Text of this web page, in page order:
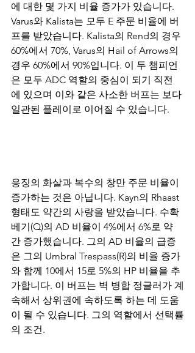
에 대한 몇 가지 비율 증가가 있습니다.
Varus와 Kalista는 모두 E 주문 비율에 버
프를 받았습니다. Kalista의 Rend의 경우
60%에서 70%, Varus의 Hail of Arrows의
경우 60%에서 90%입니다. 이 두 챔피언
은 모두 ADC 역할의 중심이 되기 직전
에 있으며 이와 같은 사소한 버프는 보다
일관된 플레이로 이어질 수 있습니다.
응징의 화살과 복수의 창만 주문 비율이
증가하는 것은 아닙니다. Kayn의 Rhaast
형태도 약간의 사랑을 받았습니다. 수확
베기(Q)의 AD 비율이 4%에서 6%로 약
간 증가했습니다. 그의 AD 비율의 급증
은 그의 Umbral Trespass(R)의 비율 증가
와 함께 10에서 15로 5%의 HP 비율을 추
가합니다. 이 버프는 벽 병합 정글러가 계
속해서 상위권에 속하도록 하는 데 도움
이 될 수 있습니다. 그의 역할에서 선택률
의 조건.